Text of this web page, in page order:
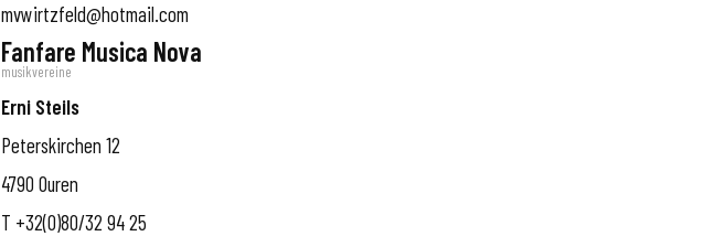
mvwirtzfeld@hotmail.com
Fanfare Musica Nova
musikvereine
Erni Steils
Peterskirchen 12
4790 Ouren
T +32(0)80/32 94 25